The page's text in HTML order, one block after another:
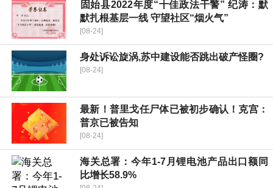
​固始县2022年度“十佳政法干警” 纪涛：默
默扎根基层一线 守望社区“烟火气”
[08-24]
身处诉讼旋涡,苏中建设能否跳出破产怪圈?
[08-24]
最新！普里戈任尸体已被初步确认！克宫：
普京已被告知
[08-24]
海关总署：今年1-7月锂电池产品出口额同
比增长58.9%